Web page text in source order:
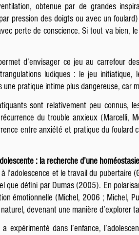
obtenue par de grandes
pression des doigts ou avec un
perte de conscience. Si tout va bien,
d’envisager ce jeu au carrefour
ludiques : le jeu
une pratique intime plus dangereuse, car
sont relativement peu connus,
du trouble anxieux (Marcelli,
entre anxiété et pratique du
: la recherche d’une
l’adolescence et le travail du
que défini par Dumas (2005). En
émotionnelle (Michel, 2006 ; Michel,
devenant une manière d’explorer
expérimenté dans l’enfance,